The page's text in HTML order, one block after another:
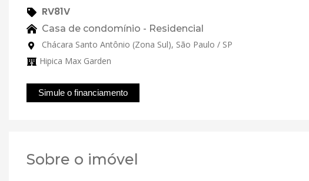
RV81V
Casa de condomínio - Residencial
Chácara Santo Antônio (Zona Sul), São Paulo / SP
Hipica Max Garden
Simule o financiamento
Sobre o imóvel